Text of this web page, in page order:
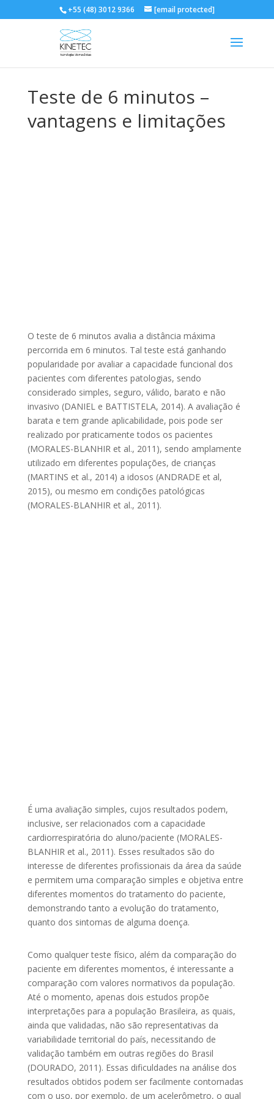
+55 (48) 3012 9366 [email protected]
Teste de 6 minutos –
vantagens e limitações
O teste de 6 minutos avalia a distância máxima
percorrida em 6 minutos. Tal teste está ganhando
popularidade por avaliar a capacidade funcional dos
pacientes com diferentes patologias, sendo
considerado simples, seguro, válido, barato e não
invasivo (DANIEL e BATTISTELA, 2014). A avaliação é
barata e tem grande aplicabilidade, pois pode ser
realizado por praticamente todos os pacientes
(MORALES-BLANHIR et al., 2011), sendo amplamente
utilizado em diferentes populações, de crianças
(MARTINS et al., 2014) a idosos (ANDRADE et al,
2015), ou mesmo em condições patológicas
(MORALES-BLANHIR et al., 2011).
É uma avaliação simples, cujos resultados podem,
inclusive, ser relacionados com a capacidade
cardiorrespiratória do aluno/paciente (MORALES-
BLANHIR et al., 2011). Esses resultados são do
interesse de diferentes profissionais da área da saúde
e permitem uma comparação simples e objetiva entre
diferentes momentos do tratamento do paciente,
demonstrando tanto a evolução do tratamento,
quanto dos sintomas de alguma doença.
Como qualquer teste físico, além da comparação do
paciente em diferentes momentos, é interessante a
comparação com valores normativos da população.
Até o momento, apenas dois estudos propõe
interpretações para a população Brasileira, as quais,
ainda que validadas, não são representativas da
variabilidade territorial do país, necessitando de
validação também em outras regiões do Brasil
(DOURADO, 2011). Essas dificuldades na análise dos
resultados obtidos podem ser facilmente contornadas
com o uso, por exemplo, de um acelerômetro, o qual